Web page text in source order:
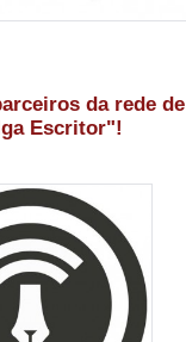
da rede de
Escritor"!